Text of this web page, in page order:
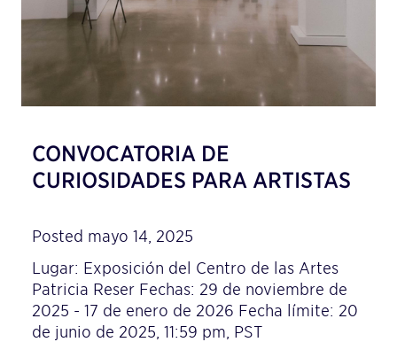
CONVOCATORIA DE
CURIOSIDADES PARA ARTISTAS
Posted mayo 14, 2025
Lugar: Exposición del Centro de las Artes
Patricia Reser Fechas: 29 de noviembre de
2025 - 17 de enero de 2026 Fecha límite: 20
de junio de 2025, 11:59 pm, PST